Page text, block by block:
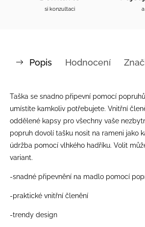
si konzultaci
Popis Hodnocení
Taška se snadno připevní pomocí
umístíte kamkoliv potřebujete. Vnitřní
oddělené kapsy pro všechny vaše
popruh dovolí tašku nosit na rameni jako
údržba pomocí vlhkého hadříku. Volit
variant.
-snadné připevnění na madlo pomocí
-praktické vnitřní členění
-trendy design